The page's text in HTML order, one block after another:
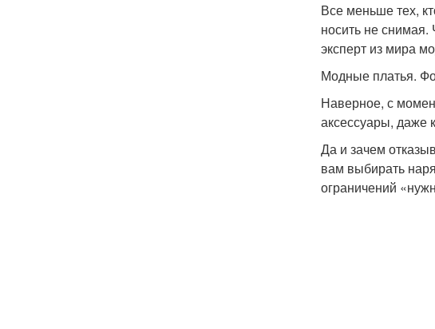
Все меньше тех,
носить не
эксперт из мира
Модные платья.
Наверное, с
аксессуары, даже
Да и зачем
вам выбирать
ограничений